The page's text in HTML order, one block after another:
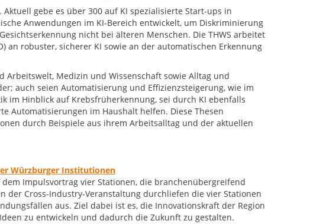
gebe es über 300 auf KI spezialisierte Start-ups in
Anwendungen im KI-Bereich entwickelt, um Diskriminierung
nicht bei älteren Menschen. Die THWS arbeitet
an robuster, sicherer KI sowie an der automatischen Erkennung
Arbeitswelt, Medizin und Wissenschaft sowie Alltag und
auch seien Automatisierung und Effizienzsteigerung, wie im
im Hinblick auf Krebsfrüherkennung, sei durch KI ebenfalls
Automatisierungen im Haushalt helfen. Diese Thesen
durch Beispiele aus ihrem Arbeitsalltag und der aktuellen
Würzburger Institutionen
Impulsvortrag vier Stationen, die branchenübergreifend
der Cross-Industry-Veranstaltung durchliefen die vier Stationen
aus. Ziel dabei ist es, die Innovationskraft der Region
zu entwickeln und dadurch die Zukunft zu gestalten.